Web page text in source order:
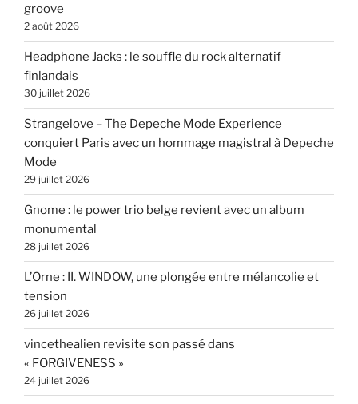
groove
2 août 2026
Headphone Jacks : le souffle du rock alternatif
finlandais
30 juillet 2026
Strangelove – The Depeche Mode Experience
conquiert Paris avec un hommage magistral à Depeche
Mode
29 juillet 2026
Gnome : le power trio belge revient avec un album
monumental
28 juillet 2026
L’Orne : II. WINDOW, une plongée entre mélancolie et
tension
26 juillet 2026
vincethealien revisite son passé dans
« FORGIVENESS »
24 juillet 2026